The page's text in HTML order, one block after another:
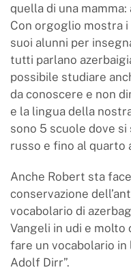
quella di una
Con orgoglio mostra
suoi alunni per
tutti parlano
possibile studiare
da conoscere e non
e la lingua della
sono 5 scuole dove si
russo e fino al quarto
Anche Robert sta
conservazione
vocabolario di
Vangeli in udi e molto
fare un vocabolario
Adolf Dirr”.